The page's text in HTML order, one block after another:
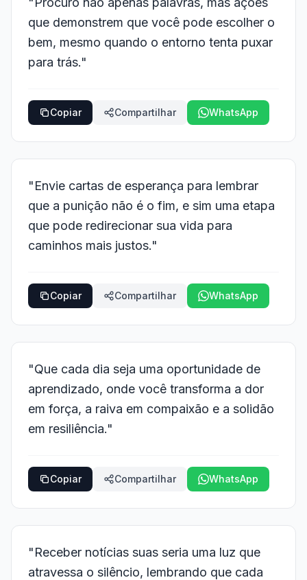
que demonstrem que você pode escolher o
bem, mesmo quando o entorno tenta puxar
para trás."
Copiar Compartilhar WhatsApp
"Envie cartas de esperança para lembrar
que a punição não é o fim, e sim uma etapa
que pode redirecionar sua vida para
caminhos mais justos."
Copiar Compartilhar WhatsApp
"Que cada dia seja uma oportunidade de
aprendizado, onde você transforma a dor
em força, a raiva em compaixão e a solidão
em resiliência."
Copiar Compartilhar WhatsApp
"Receber notícias suas seria uma luz que
atravessa o silêncio, lembrando que cada